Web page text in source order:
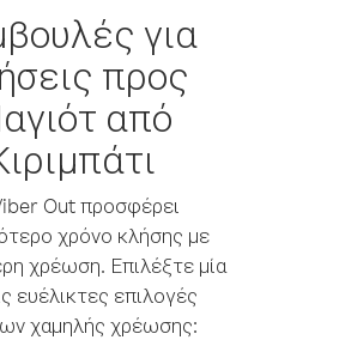
για
προς
από
Out προσφέρει
χρόνο κλήσης με
χρέωση. Επιλέξτε μία
ευέλικτες επιλογές
χαμηλής χρέωσης: